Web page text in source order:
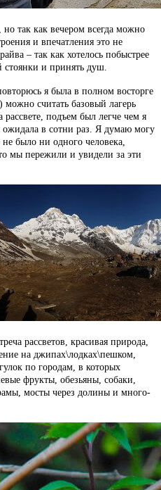
так как вечером всегда можно
и впечатления это не
– так как хотелось побыстрее
стоянки и принять душ.
я была в полном восторге
считать базовый лагерь
подъем был легче чем я
в сотни раз. Я думаю могу
было ни одного человека,
мы пережили и увидели за эти
рассветов, красивая природа,
на джипах\лодках\пешком,
по городам, в которых
фрукты, обезьяны, собаки,
мосты через долины и много-